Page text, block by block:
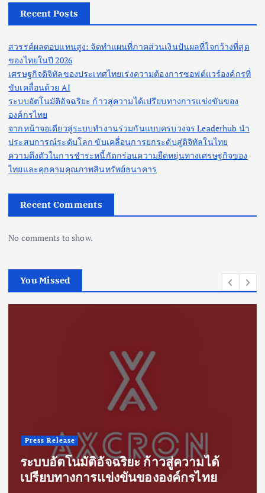
Recent Posts
สวรรค์ผลตอบแทนสูง: จัดทำแผนที่ภาคส่วนเงินปันผลที่ใจกว้างที่สุด
ของไทยในปี 2026
เศรษฐกิจดิจิทัลของประเทศไทยเร่งความต้องการซอฟต์แวร์องค์กรที่
ขับเคลื่อนด้วย AI
ระบบอัตโนมัติอัจฉริยะ ก้าวสู่ความได้เปรียบทางการแข่งขันของ
องค์กรไทย
จากหน้าจอเดียวสู่ระบบทำงานร่วมกันแบบครบวงจร Leaderhub นำ
ประสบการณ์ระดับโลก ขับเคลื่อนการยกระดับสู่ดิจิทัลในไทย
ความตึงตัวในการชำระหนี้กัดกร่อนความยืดหยุ่นทางเศรษฐกิจของ
ไทยและคุกคามคุณภาพสินทรัพย์ธนาคาร
Recent Comments
No comments to show.
You Missed
Press Release
ระบบอัตโนมัติอัจฉริยะ ก้าวสู่ความได้
เปรียบทางการแข่งขันขององค์กรไทย